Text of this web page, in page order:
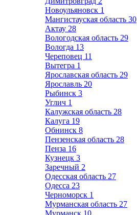
Новоульяновск 1
Мангистауская область 30
Актау 28
Вологодская область 29
Вологда 13
Череповец 11
Вытегра 1
Ярославская область 29
Ярославль 20
Рыбинск 3
Углич 1
Калужская область 28
Калуга 19
Обнинск 8
Пензенская область 28
Пенза 16
Кузнецк 3
Заречный 2
Одесская область 27
Одесса 23
Черноморск 1
Мурманская область 27
Мурманск 10